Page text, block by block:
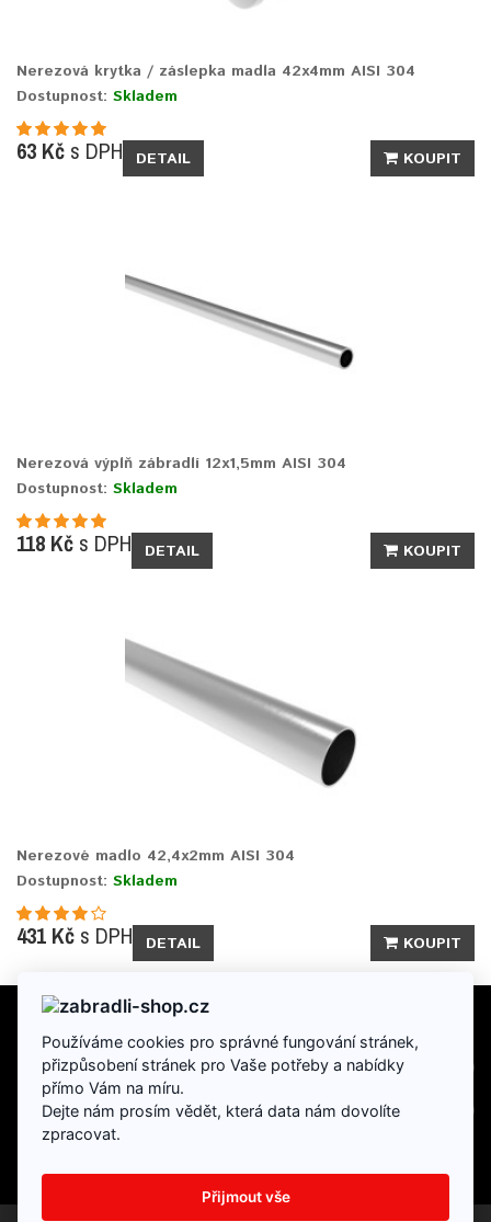
Nerezová krytka / záslepka madla 42x4mm AISI 304
Dostupnost: Skladem
63 Kč s DPH DETAIL KOUPIT
Nerezová výplň zábradlí 12x1,5mm AISI 304
Dostupnost: Skladem
118 Kč s DPH DETAIL KOUPIT
Nerezové madlo 42,4x2mm AISI 304
Dostupnost: Skladem
431 Kč s DPH DETAIL KOUPIT
INFORMACE
DOPLŇKY
Používáme cookies pro správné fungování stránek,
přizpůsobení stránek pro Vaše potřeby a nabídky
přímo Vám na míru.
Dejte nám prosím vědět, která data nám dovolíte
zpracovat.
Přijmout vše